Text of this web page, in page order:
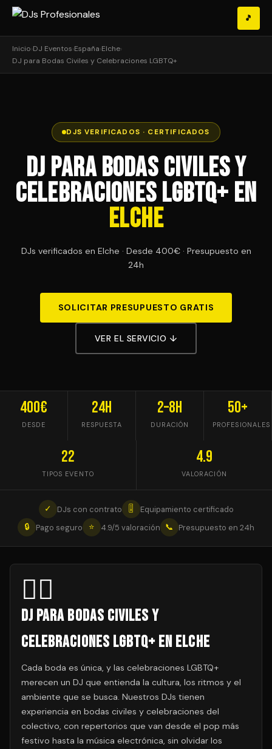
🎵
Inicio›DJ Eventos›España›Elche›
DJ para Bodas Civiles y Celebraciones LGBTQ+
DJS VERIFICADOS · CERTIFICADOS
DJ para Bodas Civiles y
Celebraciones LGBTQ+ en
Elche
DJs verificados en Elche · Desde 400€ · Presupuesto en
24h
SOLICITAR PRESUPUESTO GRATIS
VER EL SERVICIO ↓
400€
DESDE
24h
RESPUESTA
2–8h
DURACIÓN
50+
PROFESIONALES
22
TIPOS EVENTO
4.9
VALORACIÓN
✓ DJs con contrato 🎚
Equipamiento certificado
🔒
Pago seguro ⭐ 4.9/5 valoración 📞 Presupuesto en 24h
🏳️‍🌈
DJ para Bodas Civiles y
Celebraciones LGBTQ+ en Elche
Cada boda es única, y las celebraciones LGBTQ+
merecen un DJ que entienda la cultura, los ritmos y el
ambiente que se busca. Nuestros DJs tienen
experiencia en bodas civiles y celebraciones del
colectivo, con repertorios que van desde el pop más
festivo hasta la música electrónica, sin olvidar los